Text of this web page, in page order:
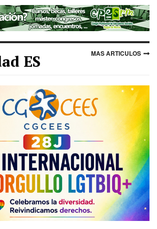
ES MAS ARTICULOS